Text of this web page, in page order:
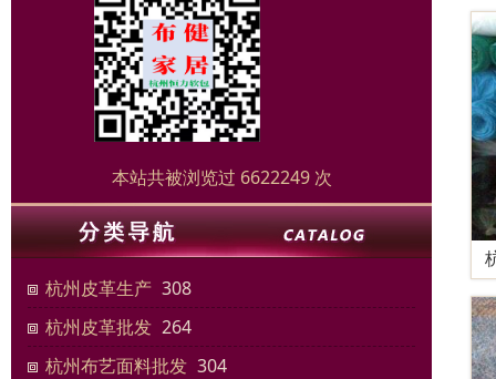
本站共被浏览过 6622249 次
杭州皮革生产 308
杭州皮革批发 264
杭州布艺面料批发 304